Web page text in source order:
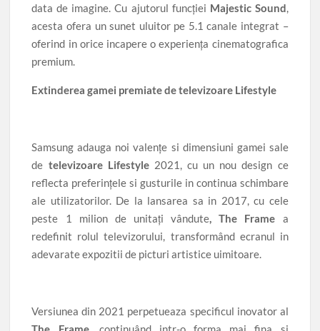
data de imagine. Cu ajutorul funcției Majestic Sound,
acesta ofera un sunet uluitor pe 5.1 canale integrat –
oferind in orice incapere o experiența cinematografica
premium.
Extinderea gamei premiate de televizoare Lifestyle
Samsung adauga noi valențe si dimensiuni gamei sale
de televizoare Lifestyle2021, cu un nou design ce
reflecta preferințele si gusturile in continua schimbare
ale utilizatorilor. De la lansarea sa in 2017, cu cele
peste 1 milion de unitați vândute, The Frame a
redefinit rolul televizorului, transformând ecranul in
adevarate expozitii de picturi artistice uimitoare.
Versiunea din 2021 perpetueaza specificul inovator al